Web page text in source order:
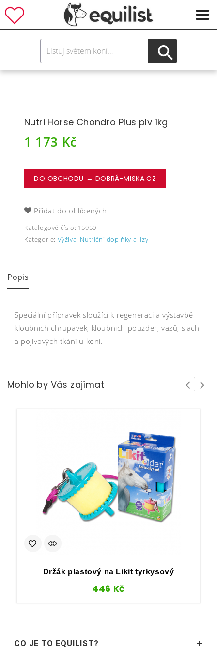
Nutri Horse Chondro Plus plv 1kg
1 173 Kč
DO OBCHODU → DOBRÁ-MISKA.CZ
Přidat do oblíbených
Katalogové číslo: 15950
Kategorie: Výživa, Nutriční doplňky a lizy
Popis
Speciální přípravek sloužící k regeneraci a výstavbě
kloubních chrupavek, kloubních pouzder, vazů, šlach
a pojivových tkání u koní.
Mohlo by Vás zajímat
Držák plastový na Likit tyrkysový
446 Kč
CO JE TO EQUILIST?